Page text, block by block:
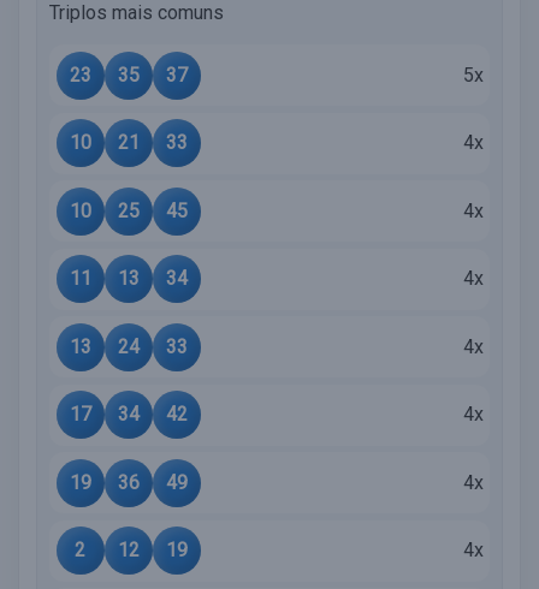
Triplos mais comuns
23 35 37 5x
10 21 33 4x
10 25 45 4x
11 13 34 4x
13 24 33 4x
17 34 42 4x
19 36 49 4x
2 12 19 4x